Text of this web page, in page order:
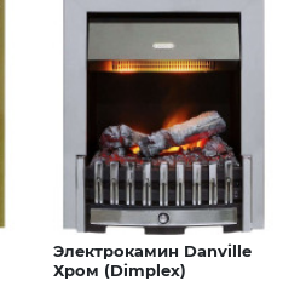
Электрокамин Danville
Хром (Dimplex)